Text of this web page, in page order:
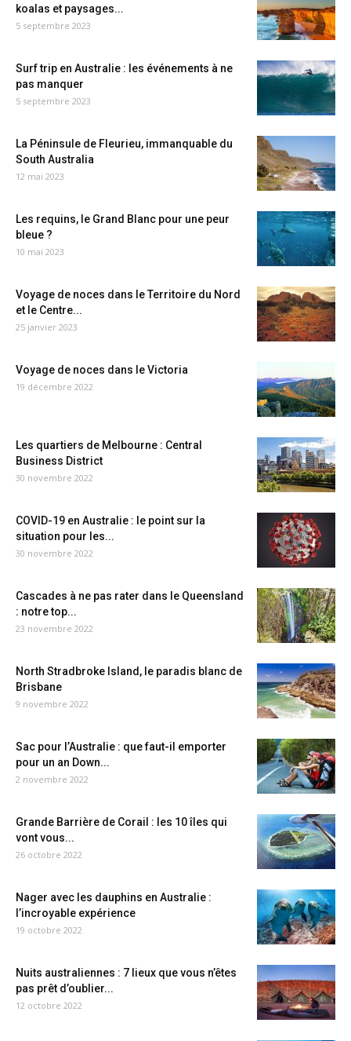
koalas et paysages...
5 septembre 2023
Surf trip en Australie : les événements à ne
pas manquer
5 septembre 2023
La Péninsule de Fleurieu, immanquable du
South Australia
12 mai 2023
Les requins, le Grand Blanc pour une peur
bleue ?
10 mai 2023
Voyage de noces dans le Territoire du Nord
et le Centre...
25 janvier 2023
Voyage de noces dans le Victoria
19 décembre 2022
Les quartiers de Melbourne : Central
Business District
30 novembre 2022
COVID-19 en Australie : le point sur la
situation pour les...
30 novembre 2022
Cascades à ne pas rater dans le Queensland
: notre top...
23 novembre 2022
North Stradbroke Island, le paradis blanc de
Brisbane
9 novembre 2022
Sac pour l’Australie : que faut-il emporter
pour un an Down...
2 novembre 2022
Grande Barrière de Corail : les 10 îles qui
vont vous...
26 octobre 2022
Nager avec les dauphins en Australie :
l’incroyable expérience
19 octobre 2022
Nuits australiennes : 7 lieux que vous n’êtes
pas prêt d’oublier...
12 octobre 2022